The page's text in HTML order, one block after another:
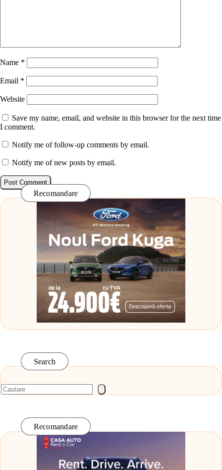
Name *
Email *
Website
Save my name, email, and website in this browser for the next time
I comment.
Notify me of follow-up comments by email.
Notify me of new posts by email.
Recomandare
Search
Recomandare